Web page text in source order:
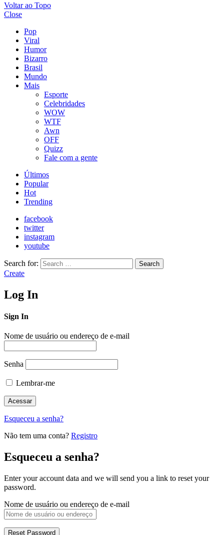
Voltar ao Topo
Close
Pop
Viral
Humor
Bizarro
Brasil
Mundo
Mais
Esporte
Celebridades
WOW
WTF
Awn
OFF
Quizz
Fale com a gente
Últimos
Popular
Hot
Trending
facebook
twitter
instagram
youtube
Search for: Search
Create
Log In
Sign In
Nome de usuário ou endereço de e-mail
Senha
Lembrar-me
Esqueceu a senha?
Não tem uma conta? Registro
Esqueceu a senha?
Enter your account data and we will send you a link to reset your
password.
Nome de usuário ou endereço de e-mail